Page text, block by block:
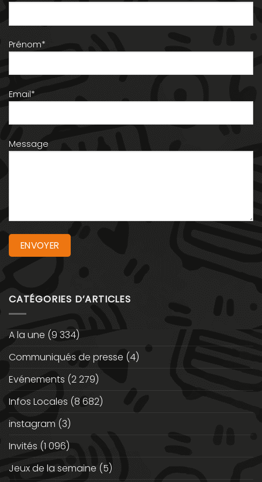
Prénom*
Email*
Message
CATÉGORIES D’ARTICLES
A la une (9 334)
Communiqués de presse (4)
Evénements (2 279)
Infos Locales (8 682)
instagram (3)
Invités (1 096)
Jeux de la semaine (5)